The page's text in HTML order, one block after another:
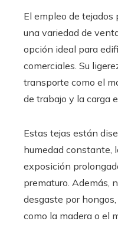
El empleo de
una variedad de
opción ideal para
comerciales. Su
transporte como el
de trabajo y la carga
Estas tejas están
humedad constante,
exposición
prematuro. Además,
desgaste por
como la madera o el